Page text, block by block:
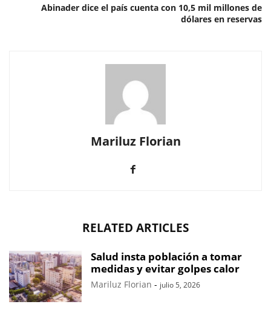
Abinader dice el país cuenta con 10,5 mil millones de
dólares en reservas
Mariluz Florian
RELATED ARTICLES
Salud insta población a tomar
medidas y evitar golpes calor
Mariluz Florian - julio 5, 2026